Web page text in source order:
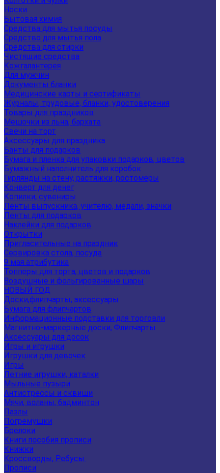
Носки
Бытовая химия
Средства для мытья посуды
Средство для мытья пола
Средства для стирки
Чистящие средства
Кожгалантерея
Для мужчин
Документы бланки
Медицинские карты и сертификаты
Журналы, трудовые, бланки, удостоверения
Товары для праздников
Мешочки из льна, бархата
Свечи на торт
Аксессуары для праздника
Банты для подарков
Бумага и пленка для упаковки подарков, цветов
Бумажный наполнитель для коробок
Гирлянды на стену, растяжки, ростомеры
Конверт для денег
Копилки, сувениры
Ленты выпускника, учителю, медали, значки
Ленты для подарков
Наклейки для подарков
Открытки
Пригласительные на праздник
Сервировка стола, посуда
9 мая атрибутика
Топперы для торта, цветов и подарков
Воздушные и фольгированные шары
НОВЫЙ ГОД
Доски,флипчарты, аксессуары
Бумага для флипчартов
Информационные подставки для торговли
Магнитно-маркерные доски, Флипчарты
Аксессуары для досок
Игры и игрушки
Игрушки для девочек
Игры
Летние игрушки, каталки
Мыльные пузыри
Антистрессы и сквиши
Мячи, воланы, бадминтон
Пазлы
Погремушки
Брелоки
Книги пособия прописи
Книжки
Кроссворды, Ребусы.
Прописи